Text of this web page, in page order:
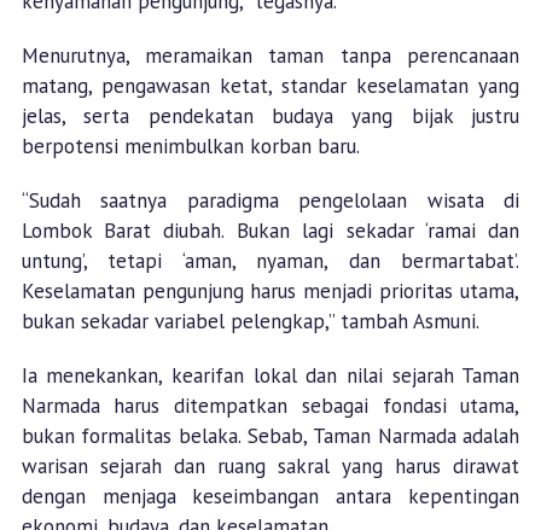
Menurutnya, meramaikan taman tanpa perencanaan
matang, pengawasan ketat, standar keselamatan yang
jelas, serta pendekatan budaya yang bijak justru
berpotensi menimbulkan korban baru.
“Sudah saatnya paradigma pengelolaan wisata di
Lombok Barat diubah. Bukan lagi sekadar ‘ramai dan
untung’, tetapi ‘aman, nyaman, dan bermartabat’.
Keselamatan pengunjung harus menjadi prioritas utama,
bukan sekadar variabel pelengkap,” tambah Asmuni.
Ia menekankan, kearifan lokal dan nilai sejarah Taman
Narmada harus ditempatkan sebagai fondasi utama,
bukan formalitas belaka. Sebab, Taman Narmada adalah
warisan sejarah dan ruang sakral yang harus dirawat
dengan menjaga keseimbangan antara kepentingan